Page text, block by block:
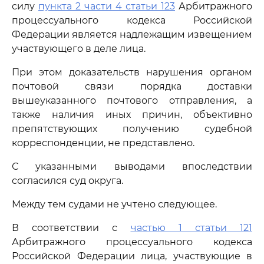
силу пункта 2 части 4 статьи 123 Арбитражного
процессуального кодекса Российской
Федерации является надлежащим извещением
участвующего в деле лица.
При этом доказательств нарушения органом
почтовой связи порядка доставки
вышеуказанного почтового отправления, а
также наличия иных причин, объективно
препятствующих получению судебной
корреспонденции, не представлено.
С указанными выводами впоследствии
согласился суд округа.
Между тем судами не учтено следующее.
В соответствии с частью 1 статьи 121
Арбитражного процессуального кодекса
Российской Федерации лица, участвующие в